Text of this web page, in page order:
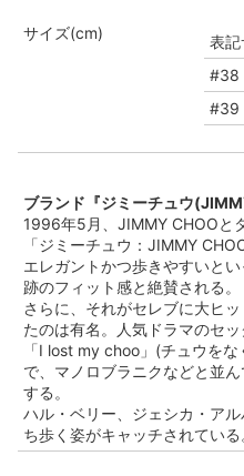
サイズ(cm) 表
#38
#39
ブランド『ジミーチュウ
1996年5月、JIMMY CHOOと
「ジミーチュウ：JIMMY
エレガントかつ歩きやすいと
跡のフィット感と絶賛される。
さらに、それがセレブに大ヒ
たのは有名。人気ドラマのセ
「I lost my choo」(チュウを
で、マノロブラニクなどと並
する。
ハル・ベリー、ジェシカ・ア
ち歩く姿がキャッチされている